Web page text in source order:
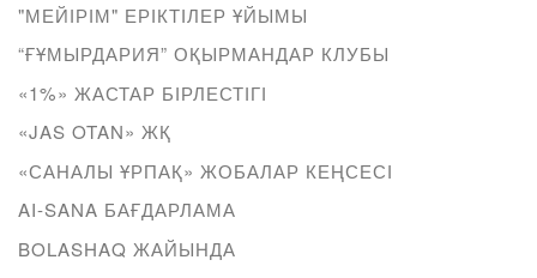
"МЕЙІРІМ" ЕРІКТІЛЕР ҰЙЫМЫ
“ҒҰМЫРДАРИЯ” ОҚЫРМАНДАР КЛУБЫ
«1%» ЖАСТАР БІРЛЕСТІГІ
«JAS OTAN» ЖҚ
«САНАЛЫ ҰРПАҚ» ЖОБАЛАР КЕҢСЕСІ
AI-SANA БАҒДАРЛАМА
BOLASHAQ ЖАЙЫНДА